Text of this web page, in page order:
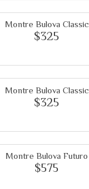
Montre Bulova Classic
$325
Montre Bulova Classic
$325
Montre Bulova Futuro
$575